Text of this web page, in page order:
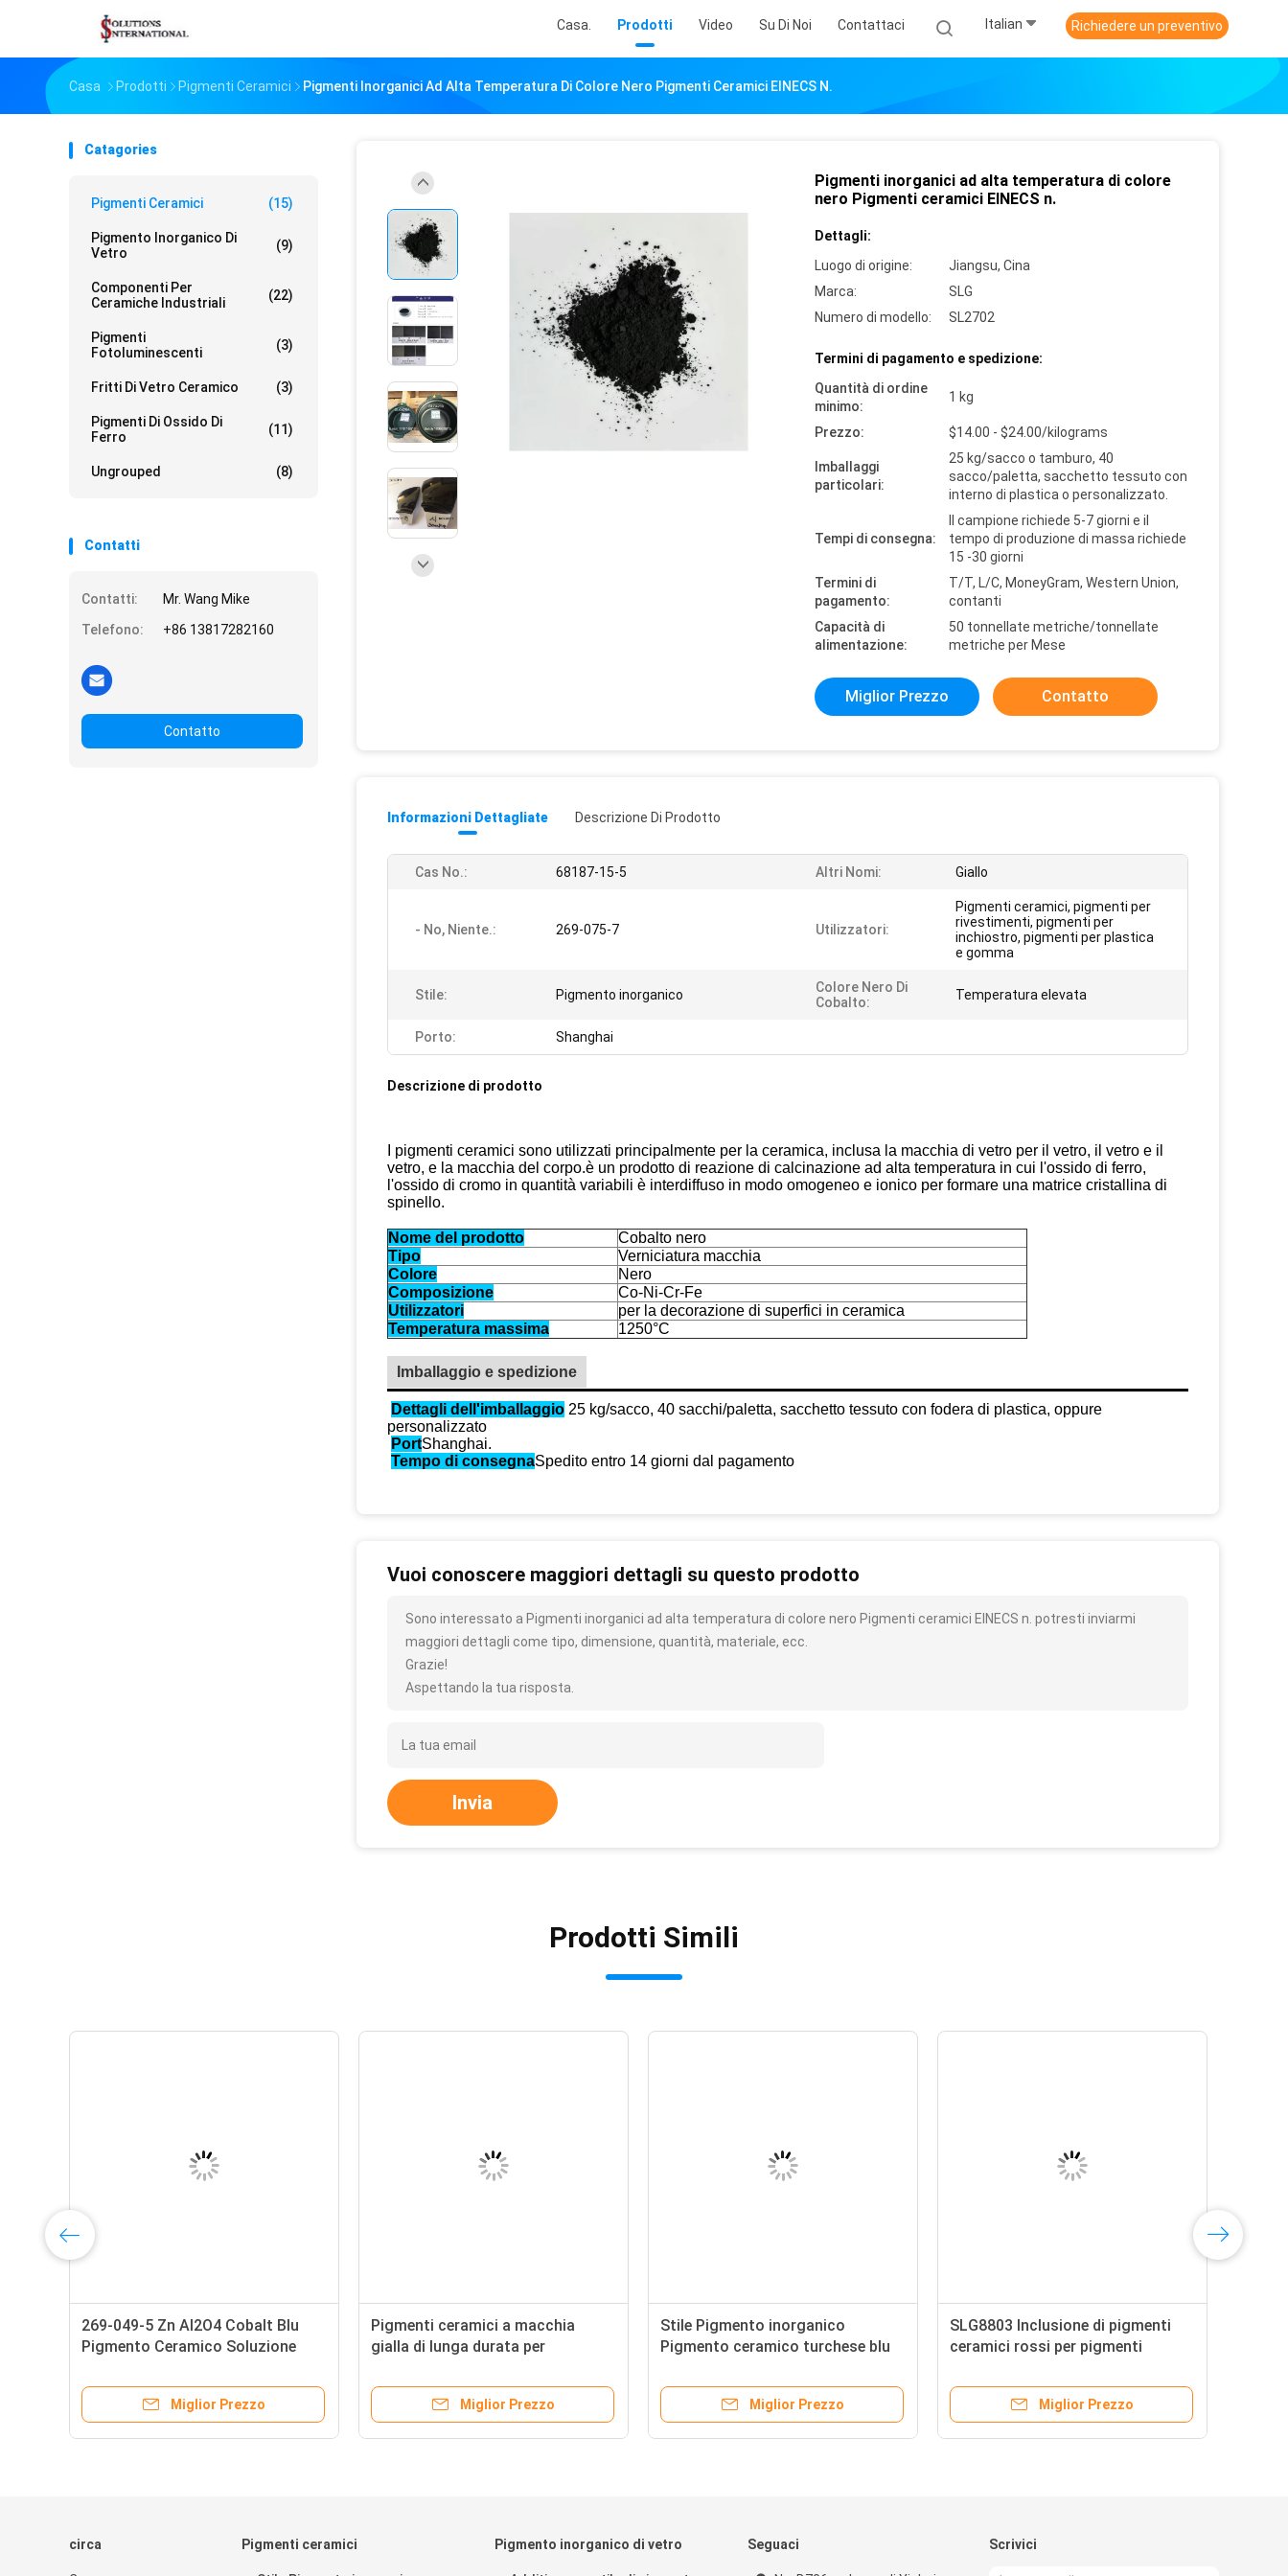
Casa. Prodotti Video Su Di Noi Contattaci Italian Richiedere un preventivo
Casa Prodotti Pigmenti Ceramici Pigmenti Inorganici Ad Alta Temperatura Di Colore Nero Pigmenti Ceramici EINECS N.
Catagories
Pigmenti Ceramici (15)
Pigmento Inorganico Di
Vetro
(9)
Componenti Per
Ceramiche Industriali
(22)
Pigmenti
Fotoluminescenti
(3)
Fritti Di Vetro Ceramico (3)
Pigmenti Di Ossido Di
Ferro
(11)
Ungrouped (8)
Contatti
Contatti:
Mr. Wang Mike
Telefono:
+86 13817282160
Contatto
Pigmenti inorganici ad alta temperatura di colore
nero Pigmenti ceramici EINECS n.
Dettagli:
Luogo di origine:
Jiangsu, Cina
Marca:
SLG
Numero di modello:
SL2702
Termini di pagamento e spedizione:
Quantità di ordine
minimo:
1 kg
Prezzo: $14.00 - $24.00/kilograms
Imballaggi
particolari:
25 kg/sacco o tamburo, 40
sacco/paletta, sacchetto tessuto con
interno di plastica o personalizzato.
Tempi di consegna:
Il campione richiede 5-7 giorni e il
tempo di produzione di massa richiede
15 -30 giorni
Termini di
pagamento:
T/T, L/C, MoneyGram, Western Union,
contanti
Capacità di
alimentazione:
50 tonnellate metriche/tonnellate
metriche per Mese
Miglior Prezzo Contatto
Informazioni Dettagliate Descrizione Di Prodotto
Cas No.: 68187-15-5 Altri Nomi: Giallo
- No, Niente.: 269-075-7 Utilizzatori:
Pigmenti ceramici, pigmenti per
rivestimenti, pigmenti per
inchiostro, pigmenti per plastica
e gomma
Stile: Pigmento inorganico
Colore Nero Di
Cobalto:
Temperatura elevata
Porto: Shanghai
Descrizione di prodotto
I pigmenti ceramici sono utilizzati principalmente per la ceramica, inclusa la macchia di vetro per il vetro, il vetro e il
vetro, e la macchia del corpo.è un prodotto di reazione di calcinazione ad alta temperatura in cui l'ossido di ferro,
l'ossido di cromo in quantità variabili è interdiffuso in modo omogeneo e ionico per formare una matrice cristallina di
spinello.
Nome del prodotto
Cobalto nero
Tipo
Verniciatura macchia
Colore
Nero
Composizione
Co-Ni-Cr-Fe
Utilizzatori
per la decorazione di superfici in ceramica
Temperatura massima
1250°C
Imballaggio e spedizione
Dettagli dell'imballaggio 25 kg/sacco, 40 sacchi/paletta, sacchetto tessuto con fodera di plastica, oppure
personalizzato
PortShanghai.
Tempo di consegnaSpedito entro 14 giorni dal pagamento
Vuoi conoscere maggiori dettagli su questo prodotto
Sono interessato a Pigmenti inorganici ad alta temperatura di colore nero Pigmenti ceramici EINECS n. potresti inviarmi
maggiori dettagli come tipo, dimensione, quantità, materiale, ecc.
Grazie!
Aspettando la tua risposta.
Invia
Prodotti Simili
269-049-5 Zn Al2O4 Cobalt Blu
Pigmento Ceramico Soluzione
Miglior Prezzo
Pigmenti ceramici a macchia
gialla di lunga durata per
Miglior Prezzo
Stile Pigmento inorganico
Pigmento ceramico turchese blu
Miglior Prezzo
SLG8803 Inclusione di pigmenti
ceramici rossi per pigmenti
Miglior Prezzo
circa Pigmenti ceramici Pigmento inorganico di vetro Seguaci Scrivici